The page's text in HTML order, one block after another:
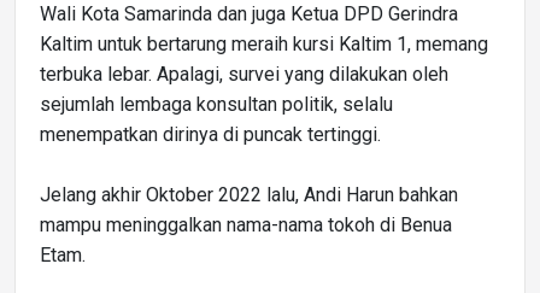
Wali Kota Samarinda dan juga Ketua DPD Gerindra
Kaltim untuk bertarung meraih kursi Kaltim 1, memang
terbuka lebar. Apalagi, survei yang dilakukan oleh
sejumlah lembaga konsultan politik, selalu
menempatkan dirinya di puncak tertinggi.
Jelang akhir Oktober 2022 lalu, Andi Harun bahkan
mampu meninggalkan nama-nama tokoh di Benua
Etam.